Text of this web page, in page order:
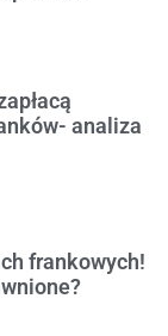
analiza
frankowych!